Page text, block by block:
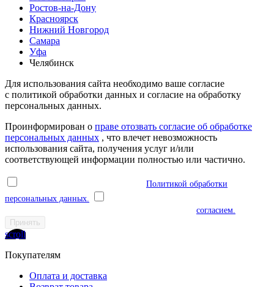
Ростов-на-Дону
Красноярск
Нижний Новгород
Самара
Уфа
Челябинск
Для использования сайта необходимо ваше согласие
с политикой обработки данных и согласие на обработку
персональных данных.
Проинформирован о праве отозвать согласие об обработке
персональных данных , что влечет невозможность
использования сайта, получения услуг и/или
соответствующей информации полностью или частично.
Политикой обработки
персональных данных.
согласием.
Принять
scroll
Покупателям
Оплата и доставка